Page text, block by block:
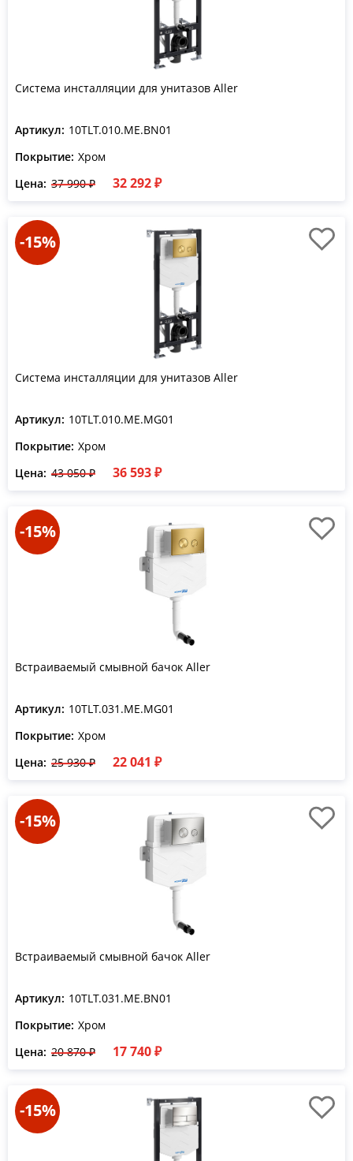
Система инсталляции для унитазов Aller
Артикул: 10TLT.010.ME.BN01
Покрытие: Хром
Цена: 37 990 ₽ 32 292 ₽
-15%
Система инсталляции для унитазов Aller
Артикул: 10TLT.010.ME.MG01
Покрытие: Хром
Цена: 43 050 ₽ 36 593 ₽
-15%
Встраиваемый смывной бачок Aller
Артикул: 10TLT.031.ME.MG01
Покрытие: Хром
Цена: 25 930 ₽ 22 041 ₽
-15%
Встраиваемый смывной бачок Aller
Артикул: 10TLT.031.ME.BN01
Покрытие: Хром
Цена: 20 870 ₽ 17 740 ₽
-15%